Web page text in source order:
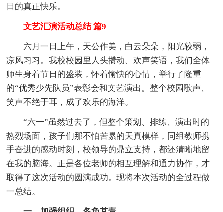
日的真正快乐。
文艺汇演活动总结 篇9
六月一日上午，天公作美，白云朵朵，阳光较弱，
凉风习习。我校校园里人头攒动、欢声笑语，我们全体
师生身着节日的盛装，怀着愉快的心情，举行了隆重
的“优秀少先队员”表彰会和文艺演出。整个校园歌声、
笑声不绝于耳，成了欢乐的海洋。
“六一”虽然过去了，但整个策划、排练、演出时的
热烈场面，孩子们那不怕苦累的天真模样，同组教师携
手奋进的感动时刻，校领导的鼎立支持，都还清晰地留
在我的脑海。正是各位老师的相互理解和通力协作，才
取得了这次活动的圆满成功。现将本次活动的全过程做
一总结。